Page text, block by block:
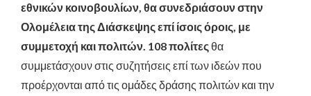
εθνικών κοινοβουλίων, θα συνεδριάσουν στην
Ολομέλεια της Διάσκεψης επί ίσοις όροις, με
συμμετοχή και πολιτών. 108 πολίτεςθα
συμμετάσχουν στις συζητήσεις επί των ιδεών που
προέρχονται από τις ομάδες δράσης πολιτών και την